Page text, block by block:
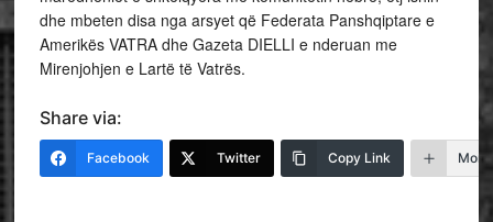
dhe mbeten disa nga arsyet që Federata Panshqiptare e
Amerikës VATRA dhe Gazeta DIELLI e nderuan me
Mirenjohjen e Lartë të Vatrës.
Share via:
Facebook Twitter Copy Link More